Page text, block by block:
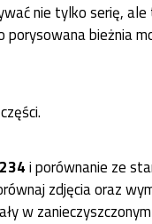
nie tylko serię,
porysowana bieżnia
i porównanie ze
zdjęcia oraz
w